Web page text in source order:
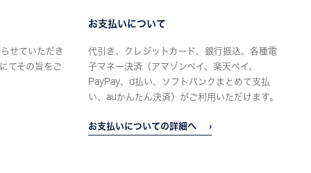
せていただき
てその旨をご
お支払いについて
代引き、クレジットカード、銀行振込、各種電
子マネー決済（アマゾンペイ、楽天ペイ、
PayPay、d払い、ソフトバンクまとめて支払
い、auかんたん決済）がご利用いただけます。
お支払いについての詳細へ